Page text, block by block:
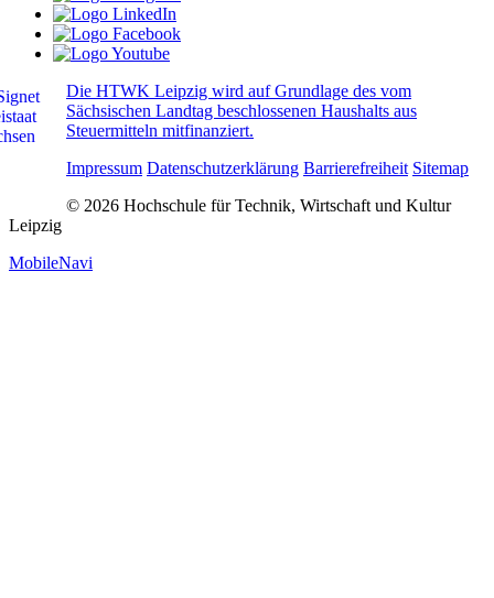
Die HTWK Leipzig wird auf Grundlage des vom
Sächsischen Landtag beschlossenen Haushalts aus
Steuermitteln mitfinanziert.
Impressum Datenschutzerklärung Barrierefreiheit Sitemap
© 2026 Hochschule für Technik, Wirtschaft und Kultur
Leipzig
MobileNavi